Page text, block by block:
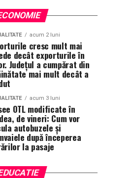
acum 2 luni
cresc mult mai
decât exporturile în
Județul a cumpărat din
mai mult decât a
acum 3 luni
OTL modificate în
de vineri: Cum vor
autobuzele și
după începerea
la pasaje